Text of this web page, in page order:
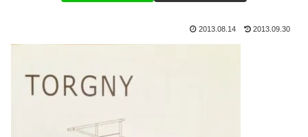
2013.08.14 2013.09.30